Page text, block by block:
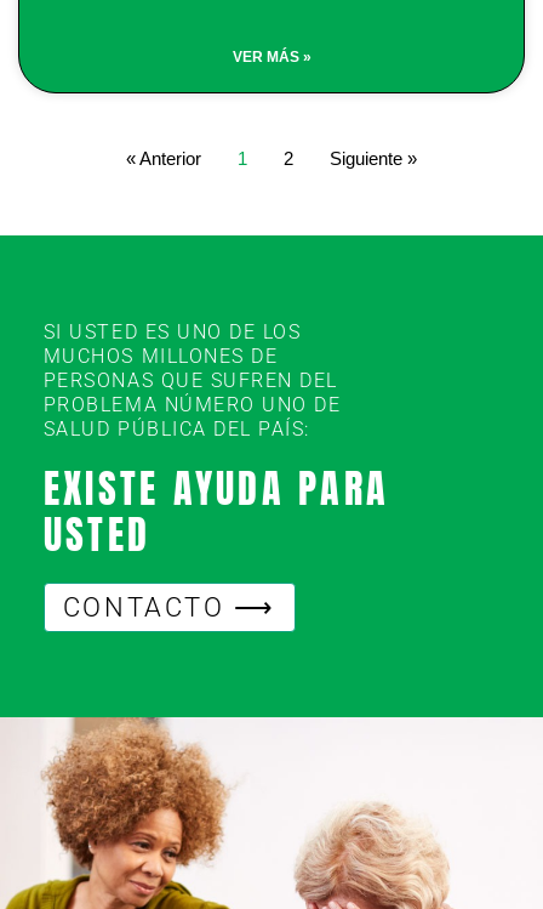
VER MÁS »
« Anterior 1 2 Siguiente »
SI USTED ES UNO DE LOS
MUCHOS MILLONES DE
PERSONAS QUE SUFREN DEL
PROBLEMA NÚMERO UNO DE
SALUD PÚBLICA DEL PAÍS:
EXISTE AYUDA PARA
USTED
CONTACTO ⟶